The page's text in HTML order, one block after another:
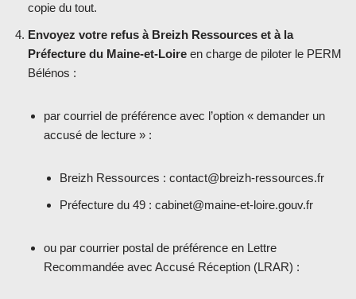
copie du tout.
Envoyez votre refus à Breizh Ressources et à la
Préfecture du Maine-et-Loire en charge de piloter le PERM
Bélénos :
par courriel de préférence avec l’option « demander un
accusé de lecture » :
Breizh Ressources : contact@breizh-ressources.fr
Préfecture du 49 : cabinet@maine-et-loire.gouv.fr
ou par courrier postal de préférence en Lettre
Recommandée avec Accusé Réception (LRAR) :